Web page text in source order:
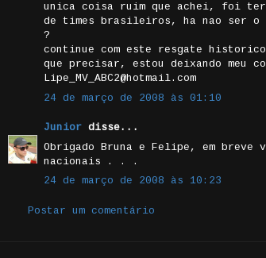
unica coisa ruim que achei, foi
de times brasileiros, ha nao ser o
?
continue com este resgate
que precisar, estou deixando meu
Lipe_MV_ABC2@hotmail.com
24 de março de 2008 às 01:10
Junior disse...
Obrigado Bruna e Felipe, em breve
nacionais . . .
24 de março de 2008 às 10:23
Postar um comentário